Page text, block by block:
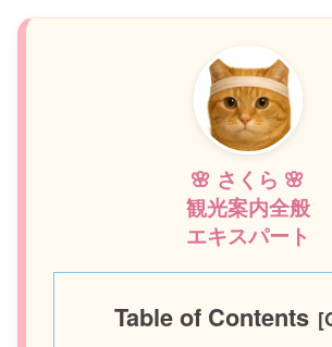
🌸 さくら 🌸
観光案内全般
エキスパート
Table of Contents